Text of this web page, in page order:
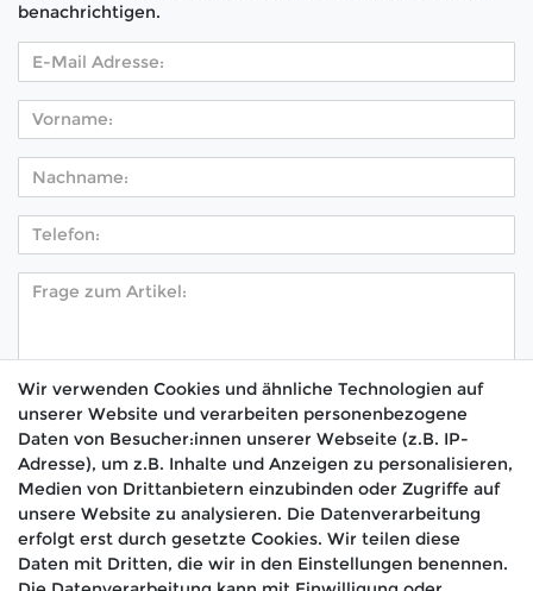
benachrichtigen.
Hiermit bestätige ich, dass ich dieDaten­schutz­
erklärung gelesen habe. *
Absenden
Wir verwenden Cookies und ähnliche Technologien auf
unserer Website und verarbeiten personenbezogene
Daten von Besucher:innen unserer Webseite (z.B. IP-
Adresse), um z.B. Inhalte und Anzeigen zu personalisieren,
Medien von Drittanbietern einzubinden oder Zugriffe auf
unsere Website zu analysieren. Die Datenverarbeitung
erfolgt erst durch gesetzte Cookies. Wir teilen diese
Daten mit Dritten, die wir in den Einstellungen benennen.